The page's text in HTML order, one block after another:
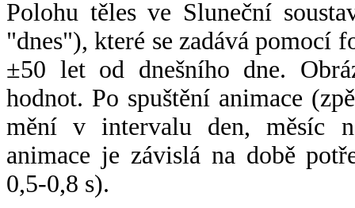
Polohu těles ve Sluneční
"dnes"), které se zadává pomocí
±50 let od dnešního dne.
hodnot. Po spuštění animace
mění v intervalu den, měsíc
animace je závislá na době
0,5-0,8 s).